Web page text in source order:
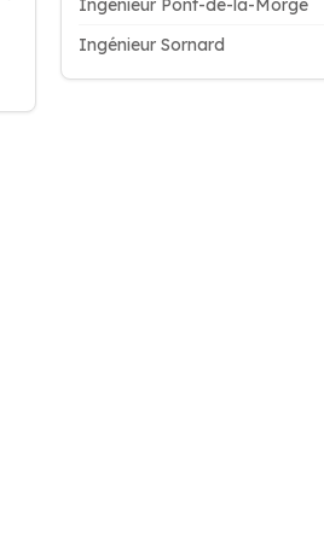
Ingénieur Pont-de-la-Morge
Ingénieur Sornard